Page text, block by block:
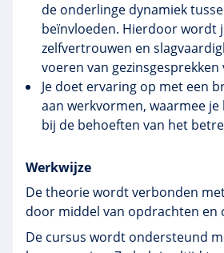
de onderlinge dynamiek
beïnvloeden. Hierdoor wordt
zelfvertrouwen en
voeren van
Je doet ervaring op met een
aan werkvormen, waarmee
bij de behoeften van het
Werkwijze
De theorie wordt verbonden
door middel van opdrachten en
De cursus wordt ondersteund